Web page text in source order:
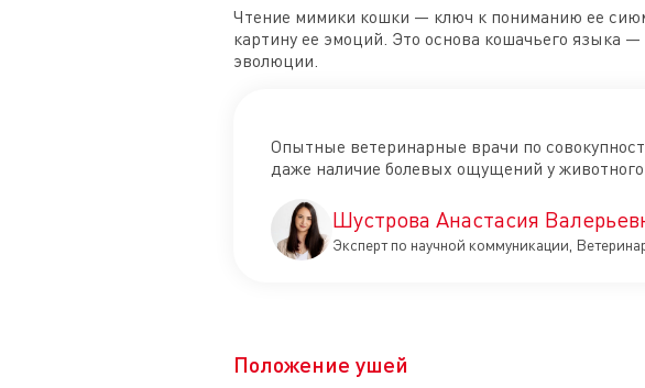
Чтение мимики кошки — ключ к пониманию ее
картину ее эмоций. Это основа кошачьего языка
эволюции.
Опытные ветеринарные врачи по
даже наличие болевых ощущений у животного.
Шустрова Анастасия
Эксперт по научной коммуникации,
Положение ушей